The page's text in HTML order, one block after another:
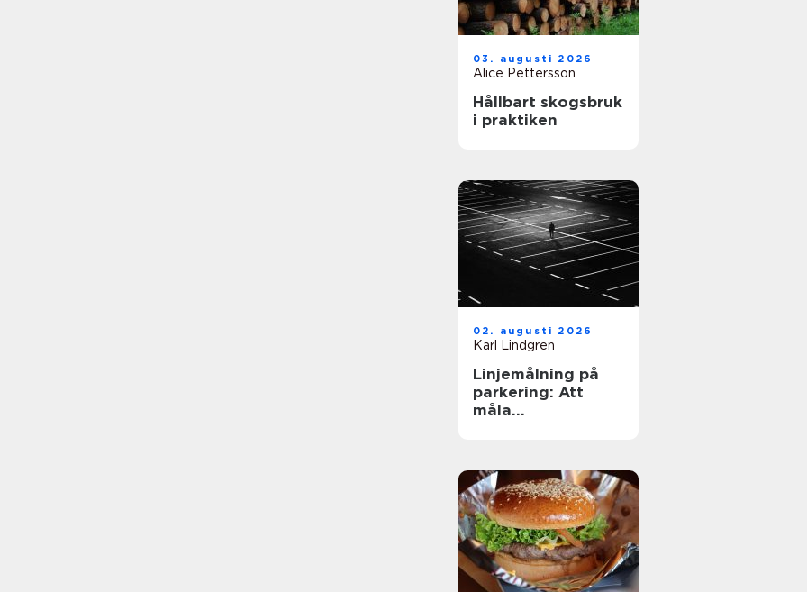
03. augusti 2026
Alice Pettersson
Hållbart skogsbruk
i praktiken
02. augusti 2026
Karl Lindgren
Linjemålning på
parkering: Att
måla
effektiva